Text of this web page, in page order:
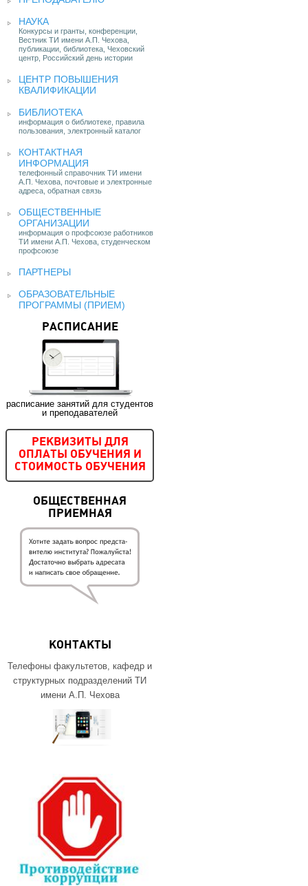
НАУКА
Конкурсы и гранты, конференции,
Вестник ТИ имени А.П. Чехова,
публикации, библиотека, Чеховский
центр, Российский день истории
ЦЕНТР ПОВЫШЕНИЯ
КВАЛИФИКАЦИИ
БИБЛИОТЕКА
информация о библиотеке, правила
пользования, электронный каталог
КОНТАКТНАЯ
ИНФОРМАЦИЯ
телефонный справочник ТИ имени
А.П. Чехова, почтовые и электронные
адреса, обратная связь
ОБЩЕСТВЕННЫЕ
ОРГАНИЗАЦИИ
информация о профсоюзе работников
ТИ имени А.П. Чехова, студенческом
профсоюзе
ПАРТНЕРЫ
ОБРАЗОВАТЕЛЬНЫЕ
ПРОГРАММЫ (ПРИЕМ)
РАСПИСАНИЕ
расписание занятий для студентов
и преподавателей
РЕКВИЗИТЫ ДЛЯ
ОПЛАТЫ ОБУЧЕНИЯ И
СТОИМОСТЬ ОБУЧЕНИЯ
ОБЩЕСТВЕННАЯ
ПРИЕМНАЯ
КОНТАКТЫ
Телефоны факультетов, кафедр и
структурных подразделений ТИ
имени А.П. Чехова